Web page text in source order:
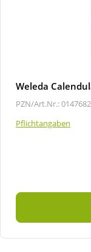
Weleda
PZN/Art.Nr.:
Pflichtangaben